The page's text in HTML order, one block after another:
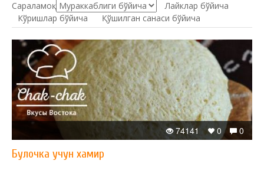
Сараламоқ:
Лайклар бўйича
Кўришлар бўйича
Қўшилган санаси бўйича
0
0
74141
Булочка учун хамир